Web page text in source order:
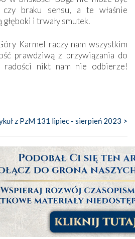
czy braku sensu, a te właśnie
i trwały smutek.
Karmel raczy nam wszystkim
prawdziwą z przywiązania do
radości nikt nam nie odbierze!
z PzM 131 lipiec - sierpień 2023 >